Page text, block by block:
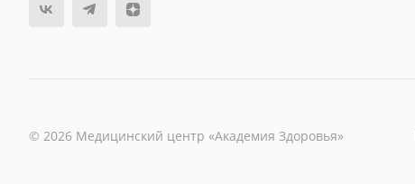
© 2026 Медицинский центр «Академия Здоровья»